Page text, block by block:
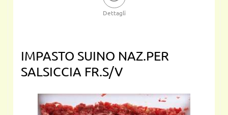
Dettagli
IMPASTO SUINO NAZ.PER
SALSICCIA FR.S/V